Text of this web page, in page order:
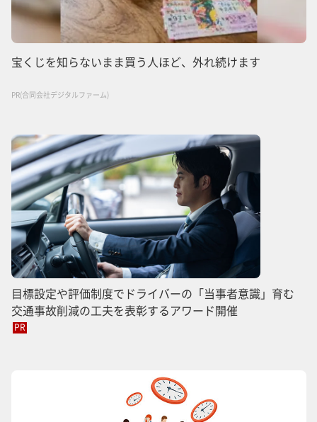
宝くじを知らないまま買う人ほど、外れ続けます
PR(合同会社デジタルファーム)
目標設定や評価制度でドライバーの「当事者意識」育む
交通事故削減の工夫を表彰するアワード開催
PR